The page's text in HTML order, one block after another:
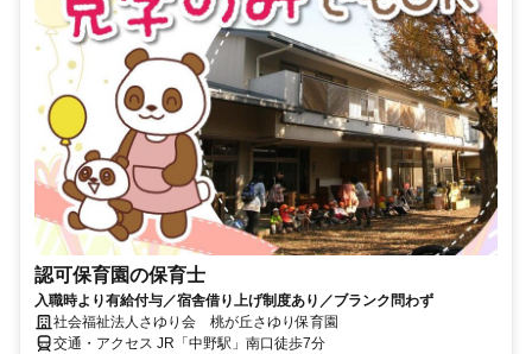
認可保育園の保育士
入職時より有給付与／宿舎借り上げ制度あり／ブランク問わず
社会福祉法人さゆり会 桃が丘さゆり保育園
交通・アクセス JR「中野駅」南口徒歩7分